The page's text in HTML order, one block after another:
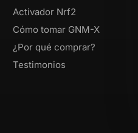
Activador Nrf2
Cómo tomar GNM-X
¿Por qué comprar?
Testimonios